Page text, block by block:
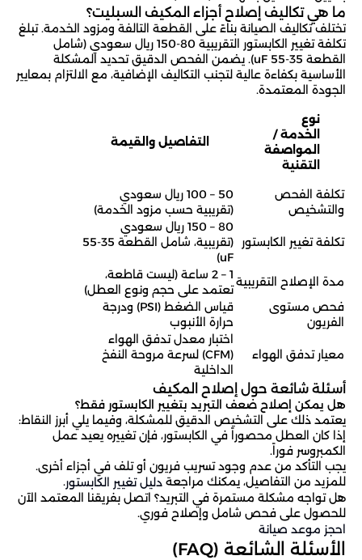
ما هي تكاليف إصلاح أجزاء المكيف السبليت؟
تختلف تكاليف الصيانة بناءً على القطعة التالفة ومزود الخدمة. تبلغ
تكلفة تغيير الكابستور التقريبية 80-150 ريال سعودي (شامل
القطعة 35-55 uF). يضمن الفحص الدقيق تحديد المشكلة
الأساسية بكفاءة عالية لتجنب التكاليف الإضافية، مع الالتزام بمعايير
الجودة المعتمدة.
نوع
الخدمة /
المواصفة
التقنية
التفاصيل والقيمة
تكلفة الفحص
والتشخيص
50 – 100 ريال سعودي
(تقريبية حسب مزود الخدمة)
تكلفة تغيير الكابستور
80 – 150 ريال سعودي
(تقريبية، شامل القطعة 35-55
uF)
مدة الإصلاح التقريبية
1 – 2 ساعة (ليست قاطعة،
تعتمد على حجم ونوع العطل)
فحص مستوى
الفريون
قياس الضغط (PSI) ودرجة
حرارة الأنبوب
معيار تدفق الهواء
اختبار معدل تدفق الهواء
(CFM) لسرعة مروحة النفخ
الداخلية
أسئلة شائعة حول إصلاح المكيف
هل يمكن إصلاح ضعف التبريد بتغيير الكابستور فقط؟
يعتمد ذلك على التشخيص الدقيق للمشكلة، وفيما يلي أبرز النقاط:
إذا كان العطل محصوراً في الكابستور، فإن تغييره يعيد عمل
الكمبروسر فوراً.
يجب التأكد من عدم وجود تسريب فريون أو تلف في أجزاء أخرى.
للمزيد من التفاصيل، يمكنك مراجعةدليل تغيير الكابستور.
هل تواجه مشكلة مستمرة في التبريد؟ اتصل بفريقنا المعتمد الآن
للحصول على فحص شامل وإصلاح فوري.
احجز موعد صيانة
الأسئلة الشائعة (FAQ)